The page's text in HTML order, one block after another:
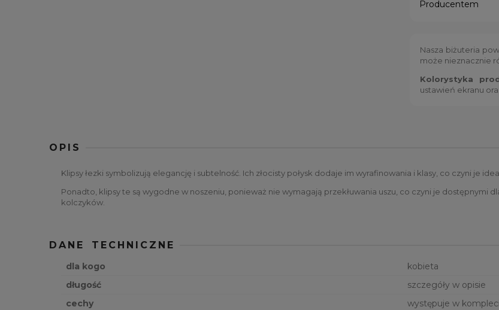
Producentem
Nasza biżuteria
może nieznacznie
Kolorystyka
ustawień ekranu
OPIS
Klipsy łezki symbolizują elegancję i subtelność. Ich złocisty połysk dodaje im wyrafinowania i klasy, co czyni je
Ponadto, klipsy te są wygodne w noszeniu, ponieważ nie wymagają przekłuwania uszu, co czyni je dostępnymi
kolczyków.
DANE TECHNICZNE
dla kogo
kobieta
długość
szczegóły w opisie
cechy
występuje w